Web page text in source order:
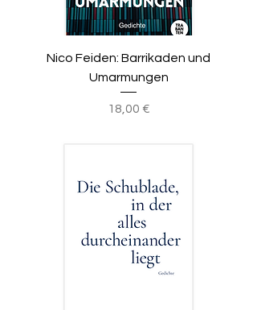
Nico Feiden: Barrikaden und
Umarmungen
Preis
18,00 €